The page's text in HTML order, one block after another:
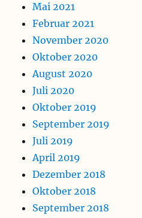
Mai 2021
Februar 2021
November 2020
Oktober 2020
August 2020
Juli 2020
Oktober 2019
September 2019
Juli 2019
April 2019
Dezember 2018
Oktober 2018
September 2018